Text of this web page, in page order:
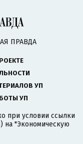
ПРАВДА
УП
УП
при условии ссылки
на "Экономическую